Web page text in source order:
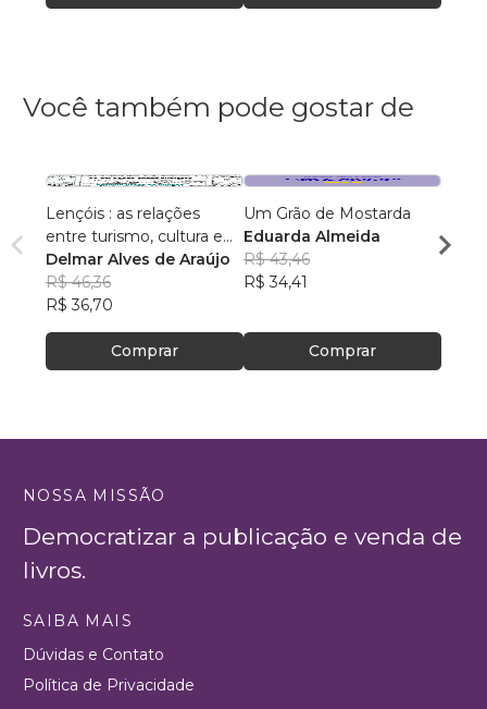
Você também pode gostar de
Lençóis : as relações
entre turismo, cultura e
ambiente
Delmar Alves de Araújo
R$ 46,36
R$ 36,70
Comprar
Um Grão de Mostarda
Eduarda Almeida
R$ 43,46
R$ 34,41
Comprar
Aulas
NOSSA MISSÃO
Democratizar a publicação e venda de
livros.
SAIBA MAIS
Dúvidas e Contato
Política de Privacidade